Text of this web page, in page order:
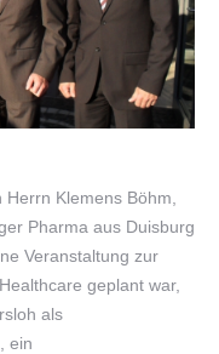
Klemens Böhm,
Pharma aus Duisburg
Veranstaltung zur
geplant war,
als
ein